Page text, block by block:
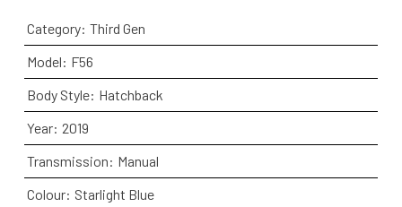
Category: Third Gen
Model: F56
Body Style: Hatchback
Year: 2019
Transmission: Manual
Colour: Starlight Blue